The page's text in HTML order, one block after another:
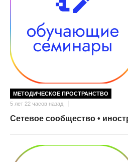
МЕТОДИЧЕСКОЕ ПРОСТРАНСТВО
5 лет 22 часов назад
Сетевое сообщество •